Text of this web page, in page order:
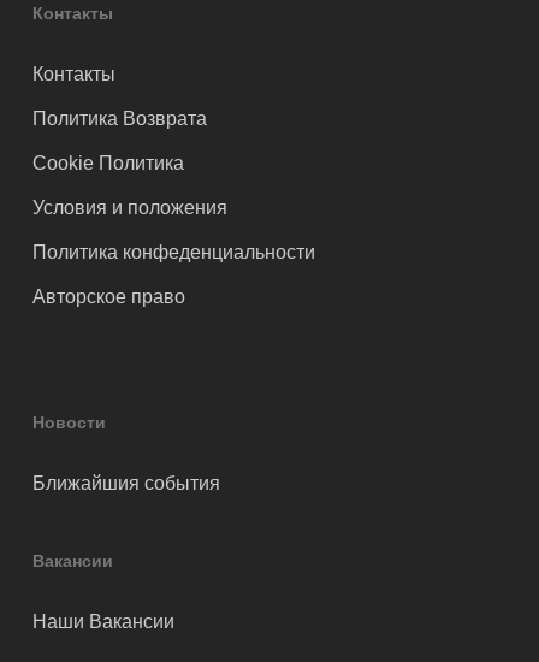
Контакты
Контакты
Политика Возврата
Cookie Политика
Условия и положения
Политика конфеденциальности
Авторское право
Новости
Ближайшия события
Вакансии
Наши Вакансии